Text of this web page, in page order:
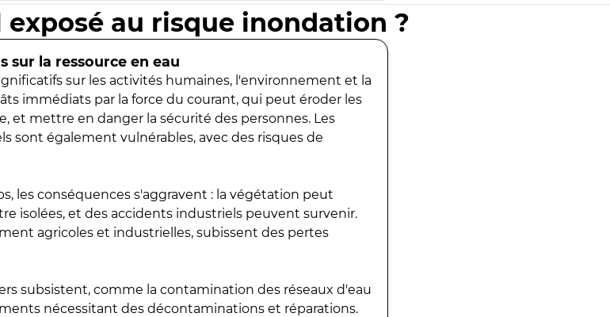
au risque inondation ?
sur la ressource en eau
sur les activités humaines, l'environnement et la
immédiats par la force du courant, qui peut éroder les
et mettre en danger la sécurité des personnes. Les
sont également vulnérables, avec des risques de
les conséquences s'aggravent : la végétation peut
isolées, et des accidents industriels peuvent survenir.
agricoles et industrielles, subissent des pertes
subsistent, comme la contamination des réseaux d'eau
nécessitant des décontaminations et réparations.